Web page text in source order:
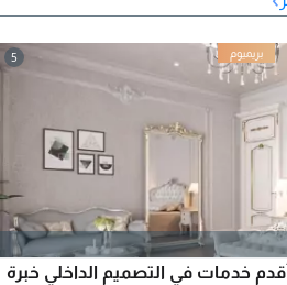
5
خدمات في التصميم الداخلي خبرة